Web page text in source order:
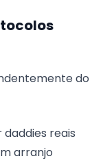
do
daddies reais
arranjo